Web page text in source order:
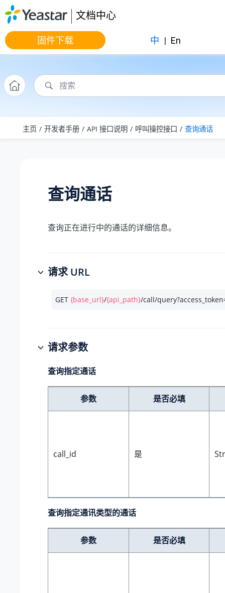
跳转到主要内容
文档中心
固件下载 中 | En
主页 开发者手册 API 接口说明 呼叫操控接口 查询通话
查询通话
查询正在进行中的通话的详细信息。
请求 URL
GET {base_url}/{api_path}/call/
请求参数
查询指定通话
参数 是否必填
call_id 是
查询指定通讯类型的通话
参数 是否必填